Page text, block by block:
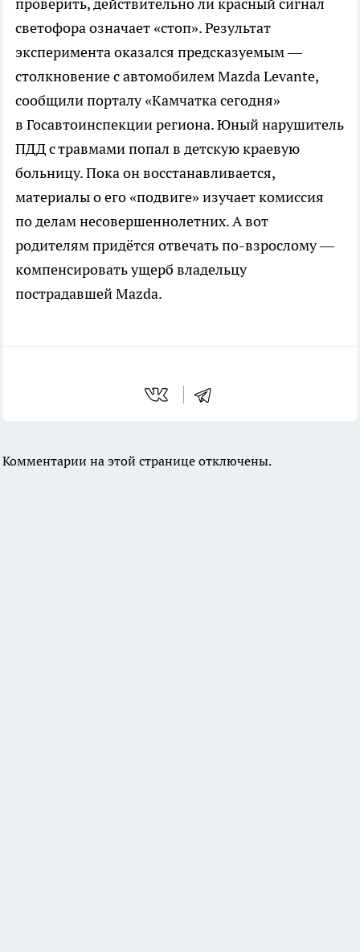
светофора означает «стоп». Результат
эксперимента оказался предсказуемым —
столкновение с автомобилем Mazda Levante,
сообщили порталу «Камчатка сегодня»
в Госавтоинспекции региона. Юный нарушитель
ПДД с травмами попал в детскую краевую
больницу. Пока он восстанавливается,
материалы о его «подвиге» изучает комиссия
по делам несовершеннолетних. А вот
родителям придётся отвечать по-взрослому —
компенсировать ущерб владельцу
пострадавшей Mazda.
Комментарии на этой странице отключены.